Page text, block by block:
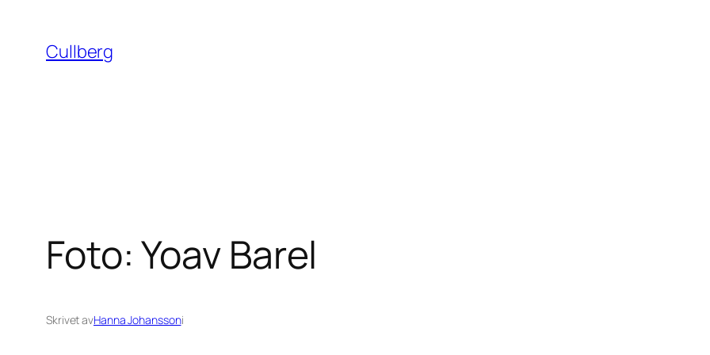
innehåll
Cullberg
Foto: Yoav Barel
Skrivet avHanna Johanssoni